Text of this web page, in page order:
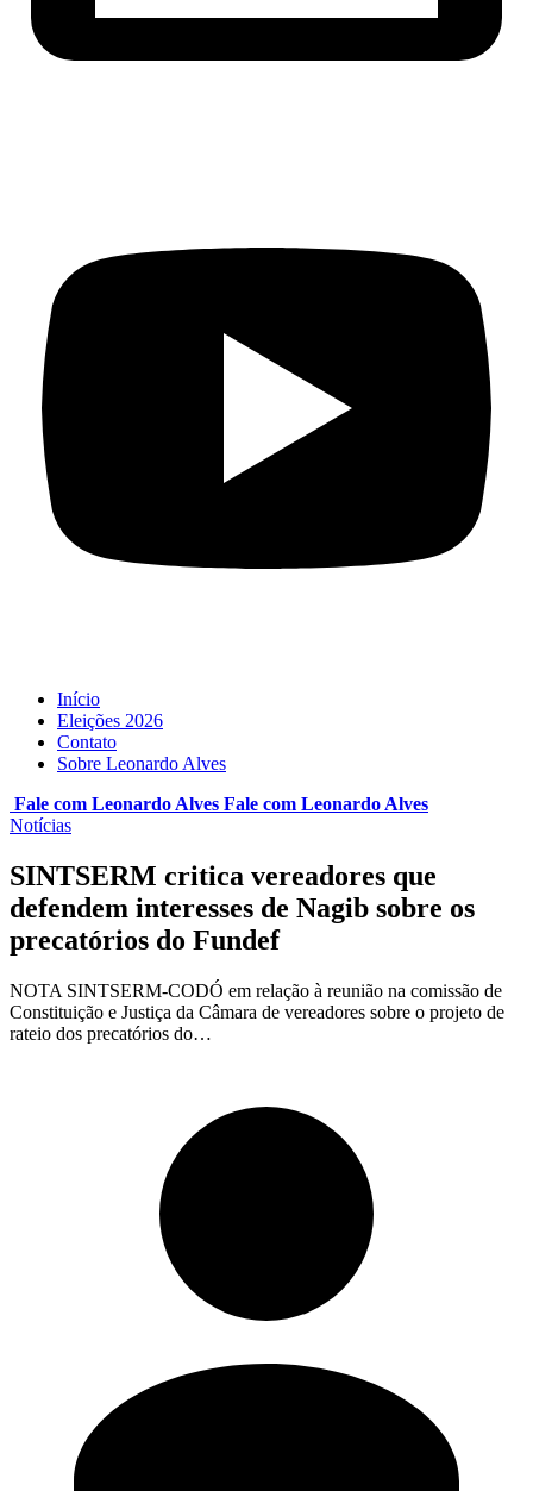
Início
Eleições 2026
Contato
Sobre Leonardo Alves
Fale com Leonardo Alves Fale com Leonardo Alves
Notícias
SINTSERM critica vereadores que
defendem interesses de Nagib sobre os
precatórios do Fundef
NOTA SINTSERM-CODÓ em relação à reunião na comissão de
Constituição e Justiça da Câmara de vereadores sobre o projeto de
rateio dos precatórios do…